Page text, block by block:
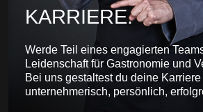
KARRIERE.
Werde Teil eines engagierten
Leidenschaft für Gastronomie und
Bei uns gestaltest du deine
unternehmerisch, persönlich,